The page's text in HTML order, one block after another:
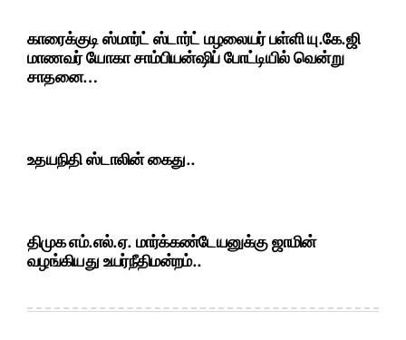
காரைக்குடி ஸ்மார்ட் ஸ்டார்ட் மழலையர் பள்ளி யு.கே.ஜி
மாணவர் யோகா சாம்பியன்ஷிப் போட்டியில் வென்று
சாதனை…
உதயநிதி ஸ்டாலின் கைது..
திமுக எம்.எல்.ஏ. மார்க்கண்டேயனுக்கு ஜாமின்
வழங்கியது உயர்நீதிமன்றம்..